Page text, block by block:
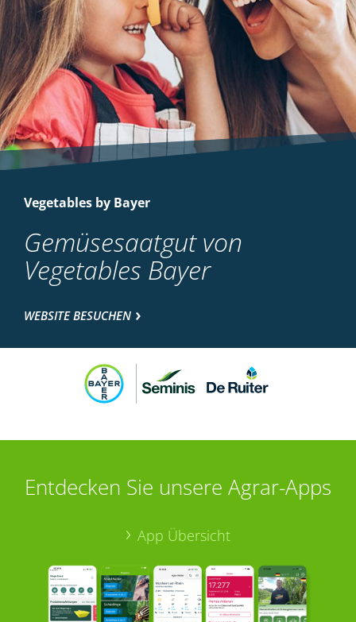
Vegetables by Bayer
Gemüsesaatgut von
Vegetables Bayer
WEBSITE BESUCHEN
Entdecken Sie unsere Agrar-Apps
App Übersicht